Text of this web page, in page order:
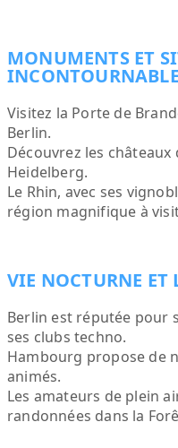
MONUMENTS ET
Visitez la Porte de
Berlin.
Découvrez les châteaux
Heidelberg.
Le Rhin, avec ses
région magnifique à
VIE NOCTURNE ET
Berlin est réputée pour
ses clubs techno.
Hambourg propose de
animés.
Les amateurs de plein
randonnées dans la